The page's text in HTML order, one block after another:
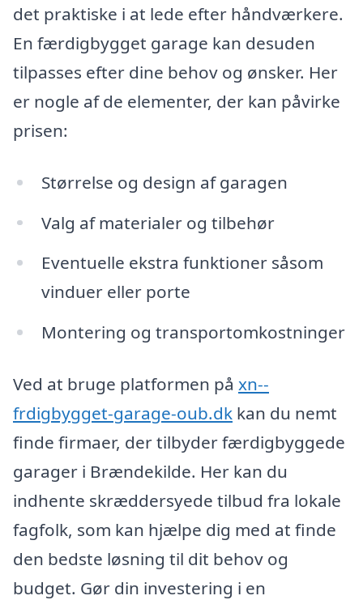
det praktiske i at lede efter håndværkere.
En færdigbygget garage kan desuden
tilpasses efter dine behov og ønsker. Her
er nogle af de elementer, der kan påvirke
prisen:
Størrelse og design af garagen
Valg af materialer og tilbehør
Eventuelle ekstra funktioner såsom
vinduer eller porte
Montering og transportomkostninger
Ved at bruge platformen på xn--
frdigbygget-garage-oub.dk kan du nemt
finde firmaer, der tilbyder færdigbyggede
garager i Brændekilde. Her kan du
indhente skræddersyede tilbud fra lokale
fagfolk, som kan hjælpe dig med at finde
den bedste løsning til dit behov og
budget. Gør din investering i en